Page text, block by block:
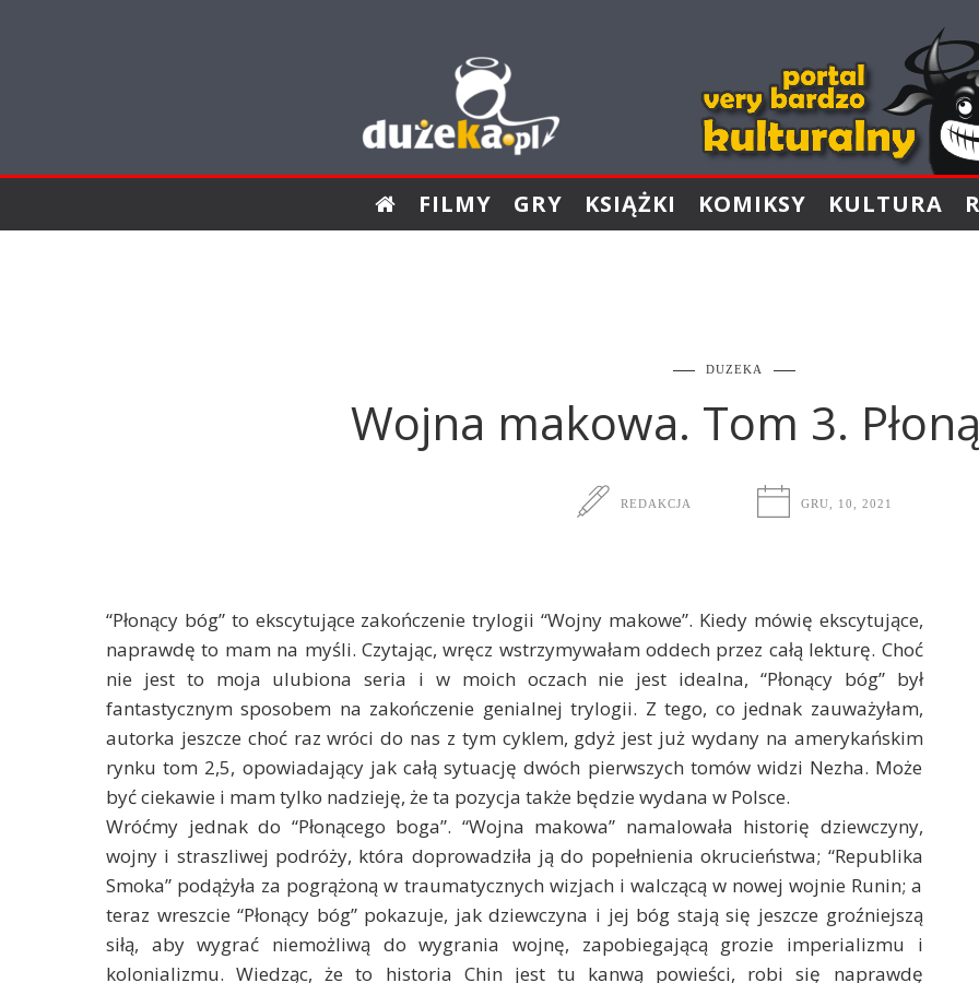
FILMY GRY KSIĄŻKI KOMIKSY KULTURA
DUZEKA
Wojna makowa. Tom 3.
REDAKCJA GRU, 10, 2021
“Płonący bóg” to ekscytujące zakończenie trylogii “Wojny makowe”. Kiedy mówię ekscytujące,
naprawdę to mam na myśli. Czytając, wręcz wstrzymywałam oddech przez całą lekturę. Choć
nie jest to moja ulubiona seria i w moich oczach nie jest idealna, “Płonący bóg” był
fantastycznym sposobem na zakończenie genialnej trylogii. Z tego, co jednak zauważyłam,
autorka jeszcze choć raz wróci do nas z tym cyklem, gdyż jest już wydany na amerykańskim
rynku tom 2,5, opowiadający jak całą sytuację dwóch pierwszych tomów widzi Nezha. Może
być ciekawie i mam tylko nadzieję, że ta pozycja także będzie wydana w Polsce.
Wróćmy jednak do “Płonącego boga”. “Wojna makowa” namalowała historię dziewczyny,
wojny i straszliwej podróży, która doprowadziła ją do popełnienia okrucieństwa; “Republika
Smoka” podążyła za pogrążoną w traumatycznych wizjach i walczącą w nowej wojnie Runin; a
teraz wreszcie “Płonący bóg” pokazuje, jak dziewczyna i jej bóg stają się jeszcze groźniejszą
siłą, aby wygrać niemożliwą do wygrania wojnę, zapobiegającą grozie imperializmu i
kolonializmu. Wiedząc, że to historia Chin jest tu kanwą powieści, robi się naprawdę